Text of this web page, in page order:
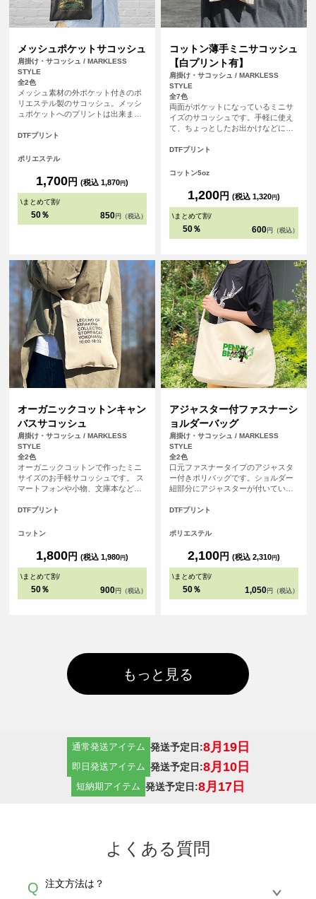
メッシュポケットサコッシュ
肩掛け・サコッシュ / MARKLESS
STYLE
全2色
メッシュ素材の外ポケット付きのポ
リエステル製のサコッシュ。メッシ
ュポケットへのプリントは出来ませ
り返せば、ポケットの裏に印刷され
す。
DTFプリント
ポリエステル
1,700円 (税込 1,870円)
\まとめて割/
50％ 850 円（税込）
コットン薄手ミニサコッシュ
【白プリント有】
肩掛け・サコッシュ / MARKLESS
STYLE
全7色
両面がポケットになっているミニサ
イズのサコッシュです。手軽に使え
て、ちょっとしたお出かけなどに最
DTFプリント
コットン5oz
1,200円 (税込 1,320円)
\まとめて割/
50％ 600 円（税込）
オーガニックコットンキャン
バスサコッシュ
肩掛け・サコッシュ / MARKLESS
STYLE
全2色
オーガニックコットンで作ったミニ
サイズのお手軽サコッシュです。 ス
マートフォンや小物、文庫本などち
て、ポケットのように使用できるお
元の内側にホックボタンがついてい
もありません。
DTFプリント
コットン
1,800円 (税込 1,980円)
\まとめて割/
50％ 900 円（税込）
アジャスター付ファスナーシ
ョルダーバッグ
肩掛け・サコッシュ / MARKLESS
STYLE
全2色
口元ファスナータイプのアジャスタ
ー付きポリバッグです。ショルダー
紐部分にアジャスターが付いている
用いただけます。ショルダー紐は最
ら斜め掛けまで楽しめます。口元は
しっかり閉まって安心です。使いや
すい横長タイプで、A4を横向きに余
裕をもって入れられ、中身が取り出
DTFプリント
ポリエステル
2,100円 (税込 2,310円)
\まとめて割/
50％ 1,050 円（税込）
もっと見る
通常発送アイテム 発送予定日:8月19日
即日発送アイテム 発送予定日:8月10日
短納期アイテム 発送予定日:8月17日
よくある質問
Q 注文方法は？